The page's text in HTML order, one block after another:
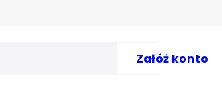
Załóż konto